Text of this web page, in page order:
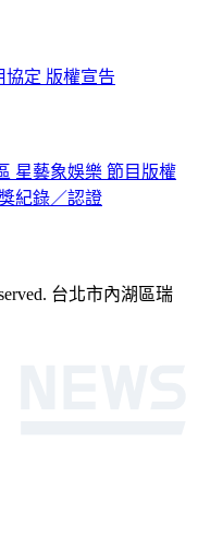
協定 版權宣告
星藝象娛樂 節目版權
紀錄／認證
台北市內湖區瑞